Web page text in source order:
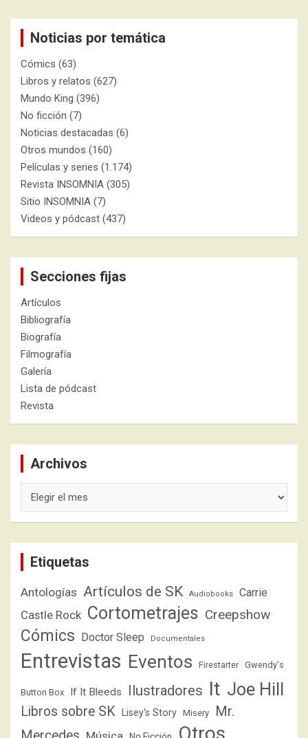
Noticias por temática
Cómics (63)
Libros y relatos (627)
Mundo King (396)
No ficción (7)
Noticias destacadas (6)
Otros mundos (160)
Películas y series (1.174)
Revista INSOMNIA (305)
Sitio INSOMNIA (7)
Videos y pódcast (437)
Secciones fijas
Artículos
Bibliografía
Biografía
Filmografía
Galería
Lista de pódcast
Revista
Archivos
Etiquetas
Antologías Artículos de SK Audiobooks Carrie
Castle Rock Cortometrajes Creepshow
Cómics Doctor Sleep Documentales
Entrevistas Eventos Firestarter Gwendy's
Button Box If It Bleeds Ilustradores It Joe Hill
Libros sobre SK Lisey's Story Misery
Mr.